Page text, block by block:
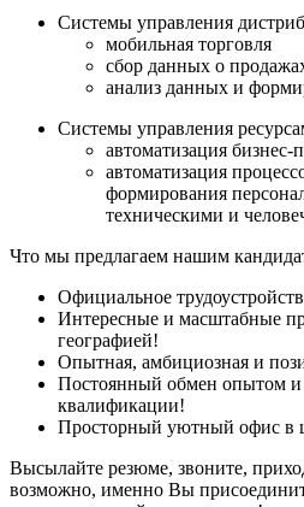
Системы управления
мобильная торговля
сбор данных о
анализ данных и
Системы управления
автоматизация бизнес-
автоматизация
формирования
техническими и
Что мы предлагаем нашим
Официальное
Интересные и масштабные
географией!
Опытная, амбициозная и
Постоянный обмен опытом
квалификации!
Просторный уютный офис в
Высылайте резюме, звоните,
возможно, именно Вы